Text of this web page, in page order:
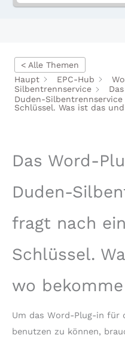
< Alle Themen
Haupt
EPC-Hub
Silbentrennservice
Duden-
Schlüssel. Was ist das
Das Word-
Duden-
fragt nach
Schlüssel.
wo
Um das Word-Plug-in für
benutzen zu können,